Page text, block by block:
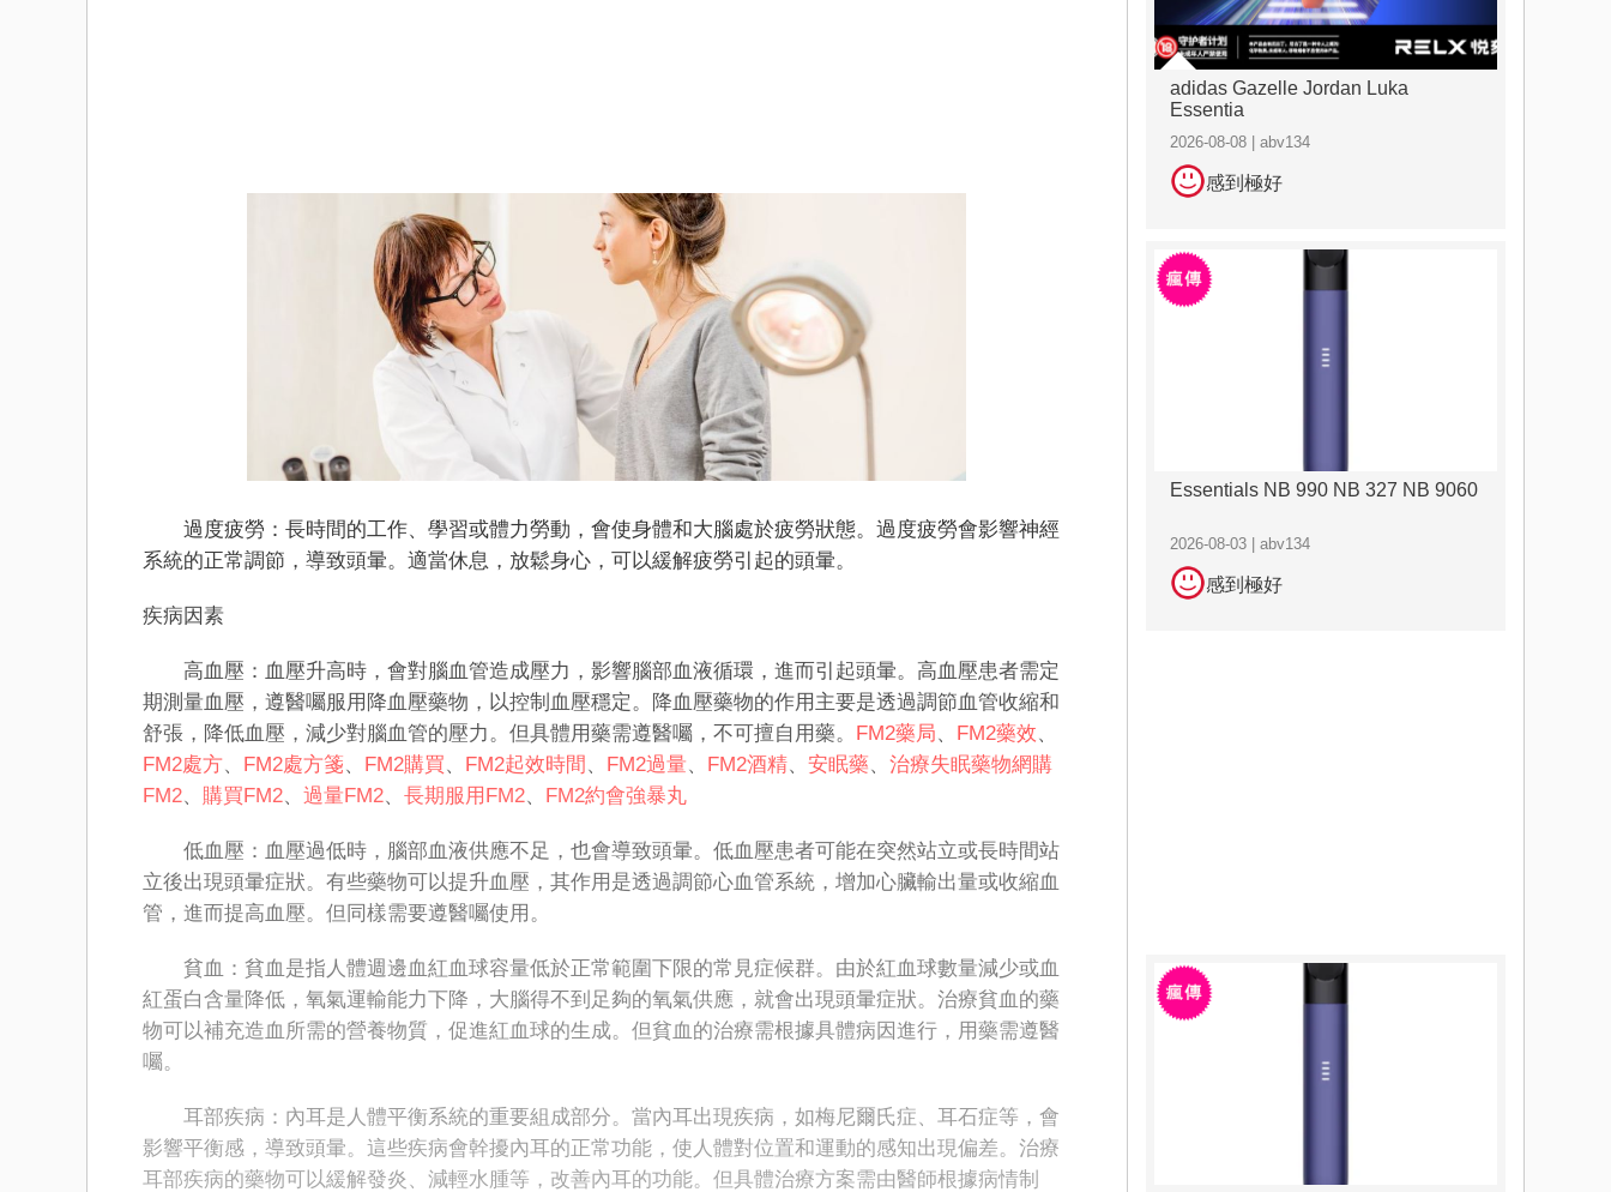
過度疲勞：長時間的工作、學習或體力勞動，會使身體和大腦處於疲勞狀態。過度疲勞會影響神經
系統的正常調節，導致頭暈。適當休息，放鬆身心，可以緩解疲勞引起的頭暈。
疾病因素
高血壓：血壓升高時，會對腦血管造成壓力，影響腦部血液循環，進而引起頭暈。高血壓患者需定
期測量血壓，遵醫囑服用降血壓藥物，以控制血壓穩定。降血壓藥物的作用主要是透過調節血管收縮和
舒張，降低血壓，減少對腦血管的壓力。但具體用藥需遵醫囑，不可擅自用藥。 FM2藥局、 FM2藥效、
FM2處方、 FM2處方箋、 FM2購買、 FM2起效時間 、 FM2過量、 FM2酒精、 安眠藥、 治療失眠藥物網購
FM2、 購買FM2、 過量FM2、 長期服用FM2、 FM2約會強暴丸
低血壓：血壓過低時，腦部血液供應不足，也會導致頭暈。低血壓患者可能在突然站立或長時間站
立後出現頭暈症狀。有些藥物可以提升血壓，其作用是透過調節心血管系統，增加心臟輸出量或收縮血
管，進而提高血壓。但同樣需要遵醫囑使用。
貧血：貧血是指人體​​週邊血紅血球容量低於正常範圍下限的常見症候群。由於紅血球數量減少或血
紅蛋白含量降低，氧氣運輸能力下降，大腦得不到足夠的氧氣供應，就會出現頭暈症狀。治療貧血的藥
物可以補充造血所需的營養物質，促進紅血球的生成。但貧血的治療需根據具體病因進行，用藥需遵醫
囑。
耳部疾病：內耳是人體平衡系統的重要組成部分。當內耳出現疾病，如梅尼爾氏症、耳石症等，會
影響平衡感，導致頭暈。這些疾病會幹擾內耳的正常功能，使人體對位置和運動的感知出現偏差。治療
耳部疾病的藥物可以緩解發炎、減輕水腫等，改善內耳的功能。但具體治療方案需由醫師根據病情制
adidas Gazelle Jordan Luka
Essentia
2026-08-08 | abv134
感到極好
Essentials NB 990 NB 327 NB 9060
2026-08-03 | abv134
感到極好